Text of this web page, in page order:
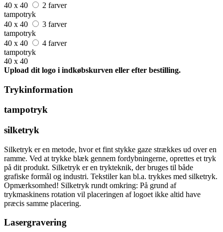
40 x 40
2 farver
tampotryk
40 x 40
3 farver
tampotryk
40 x 40
4 farver
tampotryk
40 x 40
Upload dit logo i indkøbskurven eller efter bestilling.
Trykinformation
tampotryk
silketryk
Silketryk er en metode, hvor et fint stykke gaze strækkes ud over en
ramme. Ved at trykke blæk gennem fordybningerne, oprettes et tryk
på dit produkt. Silketryk er en trykteknik, der bruges til både
grafiske formål og industri. Tekstiler kan bl.a. trykkes med silketryk.
Opmærksomhed! Silketryk rundt omkring: På grund af
trykmaskinens rotation vil placeringen af logoet ikke altid have
præcis samme placering.
Lasergravering